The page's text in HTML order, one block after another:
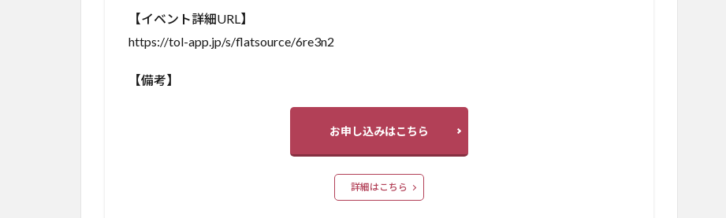
【イベント詳細URL】
https://tol-app.jp/s/flatsource/6re3n2
【備考】
お申し込みはこちら
詳細はこちら